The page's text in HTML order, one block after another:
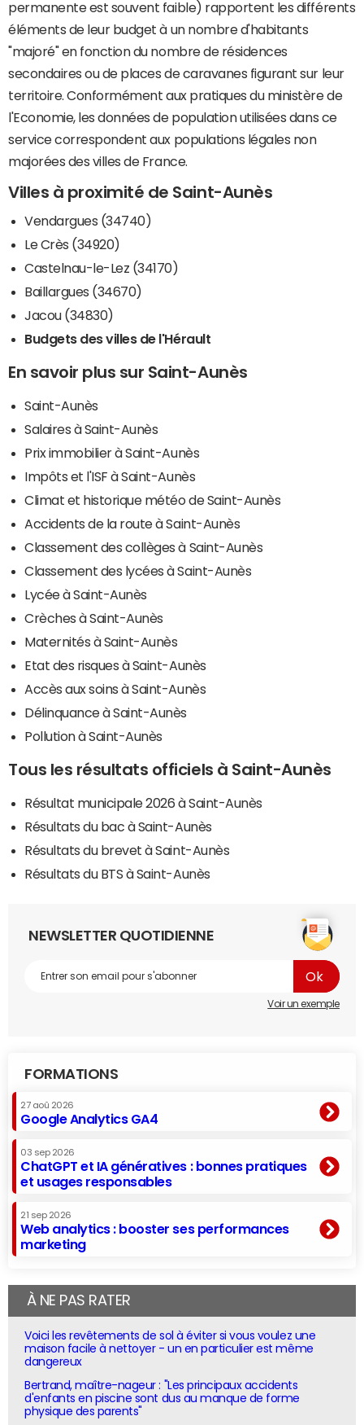
permanente est souvent faible) rapportent les différents
éléments de leur budget à un nombre d'habitants
"majoré" en fonction du nombre de résidences
secondaires ou de places de caravanes figurant sur leur
territoire. Conformément aux pratiques du ministère de
l'Economie, les données de population utilisées dans ce
service correspondent aux populations légales non
majorées des villes de France.
Villes à proximité de Saint-Aunès
Vendargues (34740)
Le Crès (34920)
Castelnau-le-Lez (34170)
Baillargues (34670)
Jacou (34830)
Budgets des villes de l'Hérault
En savoir plus sur Saint-Aunès
Saint-Aunès
Salaires à Saint-Aunès
Prix immobilier à Saint-Aunès
Impôts et l'ISF à Saint-Aunès
Climat et historique météo de Saint-Aunès
Accidents de la route à Saint-Aunès
Classement des collèges à Saint-Aunès
Classement des lycées à Saint-Aunès
Lycée à Saint-Aunès
Crèches à Saint-Aunès
Maternités à Saint-Aunès
Etat des risques à Saint-Aunès
Accès aux soins à Saint-Aunès
Délinquance à Saint-Aunès
Pollution à Saint-Aunès
Tous les résultats officiels à Saint-Aunès
Résultat municipale 2026 à Saint-Aunès
Résultats du bac à Saint-Aunès
Résultats du brevet à Saint-Aunès
Résultats du BTS à Saint-Aunès
NEWSLETTER QUOTIDIENNE
Voir un exemple
FORMATIONS
27 aoû 2026
Google Analytics GA4
03 sep 2026
ChatGPT et IA génératives : bonnes pratiques
et usages responsables
21 sep 2026
Web analytics : booster ses performances
marketing
À NE PAS RATER
Voici les revêtements de sol à éviter si vous voulez une
maison facile à nettoyer - un en particulier est même
dangereux
Bertrand, maître-nageur : "Les principaux accidents
d'enfants en piscine sont dus au manque de forme
physique des parents"